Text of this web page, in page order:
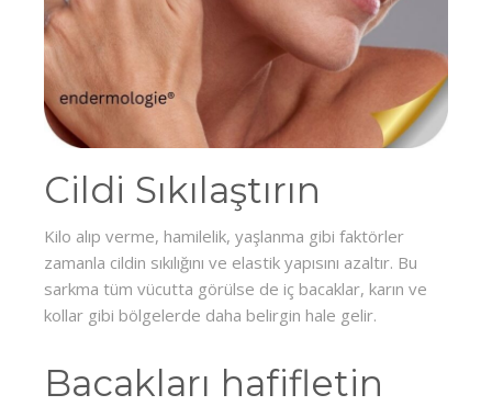
Cildi Sıkılaştırın
Kilo alıp verme, hamilelik, yaşlanma gibi faktörler
zamanla cildin sıkılığını ve elastik yapısını azaltır. Bu
sarkma tüm vücutta görülse de iç bacaklar, karın ve
kollar gibi bölgelerde daha belirgin hale gelir.
Bacakları hafifletin